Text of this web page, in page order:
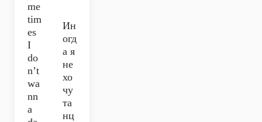
me
tim
es
I
do
n’t
wa
nn
a
Ин
огд
а я
не
хо
чу
та
нц